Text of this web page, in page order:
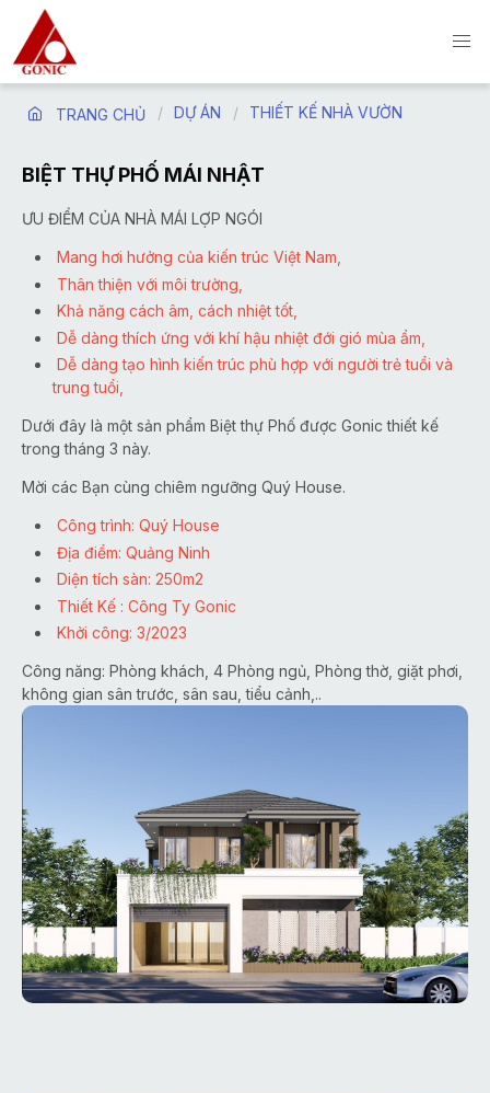
TRANG CHỦ DỰ ÁN THIẾT KẾ NHÀ VƯỜN
BIỆT THỰ PHỐ MÁI NHẬT
ƯU ĐIỂM CỦA NHÀ MÁI LỢP NGÓI
Mang hơi hưởng của kiến trúc Việt Nam,
Thân thiện với môi trường,
Khả năng cách âm, cách nhiệt tốt,
Dễ dàng thích ứng với khí hậu nhiệt đới gió mùa ẩm,
Dễ dàng tạo hình kiến trúc phù hợp với người trẻ tuổi và
trung tuổi,
Dưới đây là một sản phẩm Biệt thự Phố được Gonic thiết kế
trong tháng 3 này.
Mời các Bạn cùng chiêm ngưỡng Quý House.
Công trình: Quý House
Địa điểm: Quảng Ninh
Diện tích sàn: 250m2
Thiết Kế : Công Ty Gonic
Khởi công: 3/2023
Công năng: Phòng khách, 4 Phòng ngủ, Phòng thờ, giặt phơi,
không gian sân trước, sân sau, tiểu cảnh,..